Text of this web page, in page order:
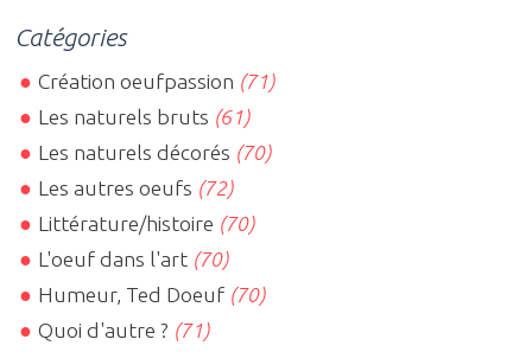
Catégories
Création oeufpassion (71)
Les naturels bruts (61)
Les naturels décorés (70)
Les autres oeufs (72)
Littérature/histoire (70)
L'oeuf dans l'art (70)
Humeur, Ted Doeuf (70)
Quoi d'autre ? (71)